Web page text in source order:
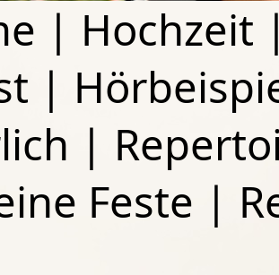
| Hochzeit
|
|
Feste |